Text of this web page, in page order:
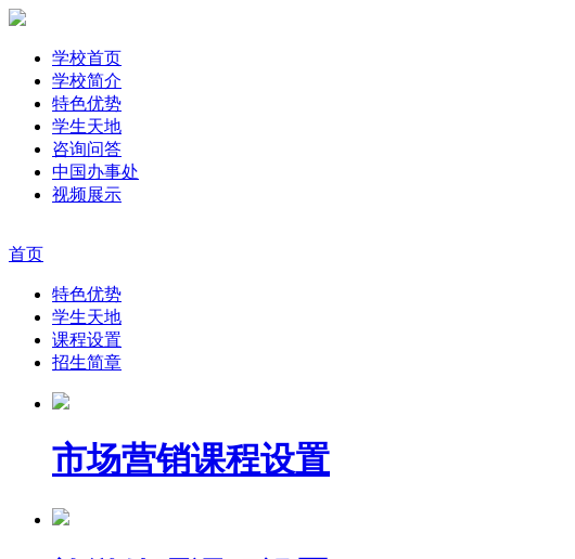
学校首页
学校简介
特色优势
学生天地
咨询问答
中国办事处
视频展示
首页
特色优势
学生天地
课程设置
招生简章
市场营销课程设置